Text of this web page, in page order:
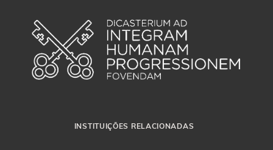
INSTITUIÇÕES RELACIONADAS